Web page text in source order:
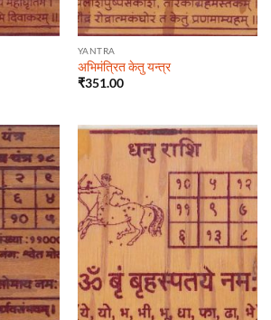
YANTRA
अभिमंत्रित केतु यन्त्र
₹351.00